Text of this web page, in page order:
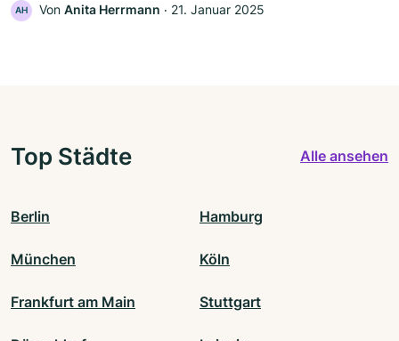
AH Von Anita Herrmann ‧ 21. Januar 2025
Top Städte Alle ansehen
Berlin Hamburg
München Köln
Frankfurt am Main Stuttgart